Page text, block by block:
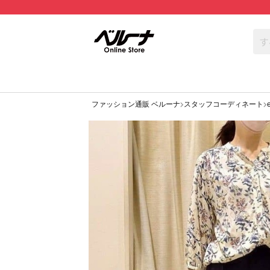
ファッション通販 ベルーナ スタッフコーディネート